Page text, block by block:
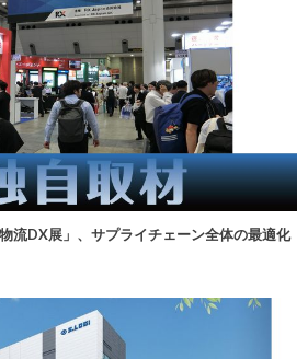
流DX展」、サプライチェーン全体の最適化